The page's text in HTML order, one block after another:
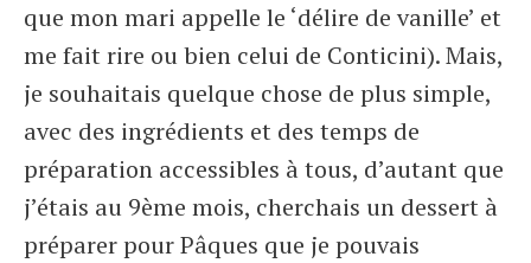
que mon mari appelle le ‘délire de vanille’ et
me fait rire ou bien celui de Conticini). Mais,
je souhaitais quelque chose de plus simple,
avec des ingrédients et des temps de
préparation accessibles à tous, d’autant que
j’étais au 9ème mois, cherchais un dessert à
préparer pour Pâques que je pouvais